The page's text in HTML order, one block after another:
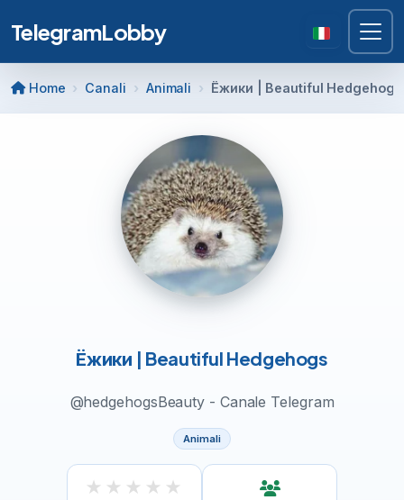
TelegramLobby
Home Canali Animali Ёжики | Beautiful Hedgehogs
Ёжики | Beautiful Hedgehogs
@hedgehogsBeauty - Canale Telegram
Animali
★ ★ ★ ★ ★